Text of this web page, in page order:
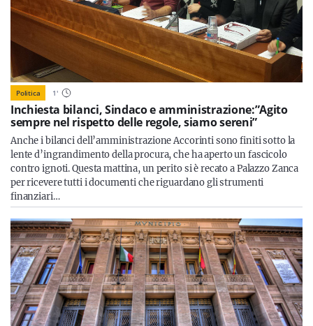
Politica 1'
Inchiesta bilanci, Sindaco e amministrazione:”Agito
sempre nel rispetto delle regole, siamo sereni”
Anche i bilanci dell’amministrazione Accorinti sono finiti sotto la
lente d’ingrandimento della procura, che ha aperto un fascicolo
contro ignoti. Questa mattina, un perito si è recato a Palazzo Zanca
per ricevere tutti i documenti che riguardano gli strumenti
finanziari…